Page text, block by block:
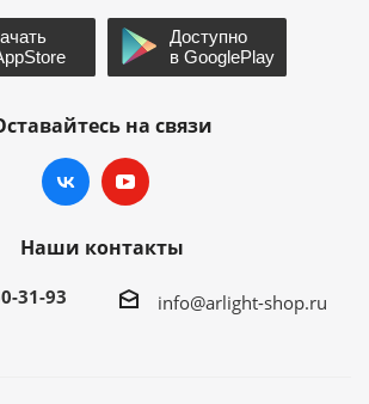
на связи
Наши контакты
31-93 info@arlight-shop.ru